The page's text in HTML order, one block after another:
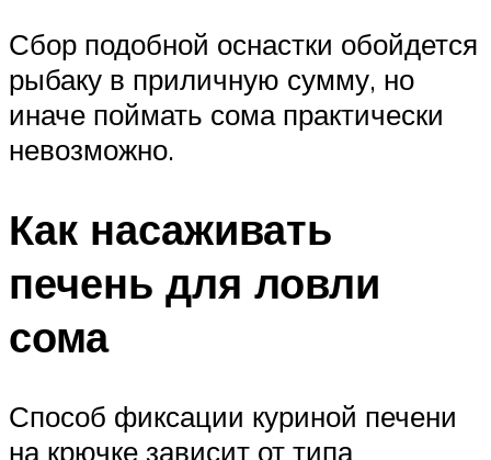
Сбор подобной оснастки обойдется
рыбаку в приличную сумму, но
иначе поймать сома практически
невозможно.
Как насаживать
печень для ловли
сома
Способ фиксации куриной печени
на крючке зависит от типа